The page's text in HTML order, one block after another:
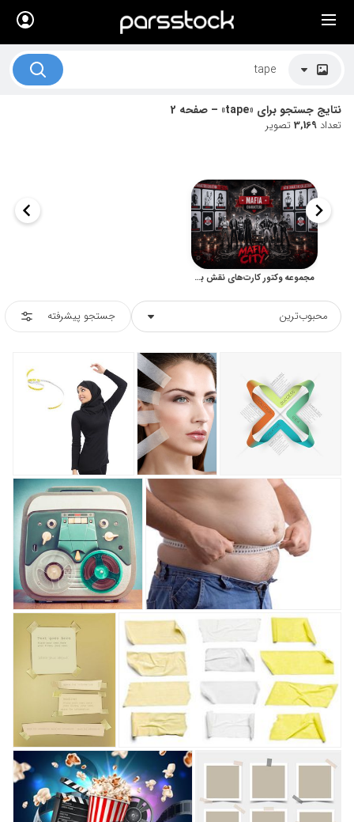
نتایج جستجو برای «tape» – صفحه 2
تعداد 3,169تصویر
مجموعه وکتور کارت‌های نقش بازی مافیا با سبک رترو و نوآر
محبوب‌ترین جستجو پیشرفته
× لیست قیمت ها
موضوعات تصاویر
هنرمندان ایرانی
کسب درآمد از فروش تصاویر
021 28428845
تماس با ما
بلاگ پارس استاک